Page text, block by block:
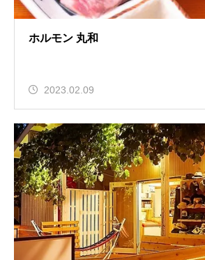
ホルモン 丸和
2023.02.09